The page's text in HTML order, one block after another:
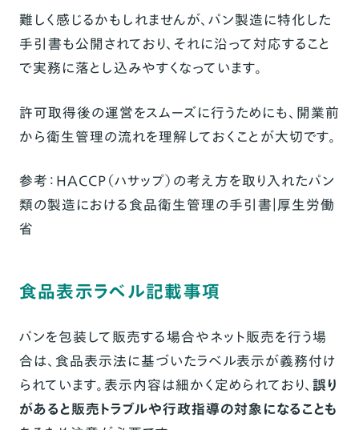
難しく感じるかもしれませんが、パン製造に特化した
手引書も公開されており、それに沿って対応すること
で実務に落とし込みやすくなっています。
許可取得後の運営をスムーズに行うためにも、開業前
から衛生管理の流れを理解しておくことが大切です。
参考： HACCP（ハサップ）の考え方を取り入れたパン
類の製造における食品衛生管理の手引書｜厚生労働
省
食品表示ラベル記載事項
パンを包装して販売する場合やネット販売を行う場
合は、食品表示法に基づいたラベル表示が義務付け
られています。表示内容は細かく定められており、 誤り
があると販売トラブルや行政指導の対象になることも